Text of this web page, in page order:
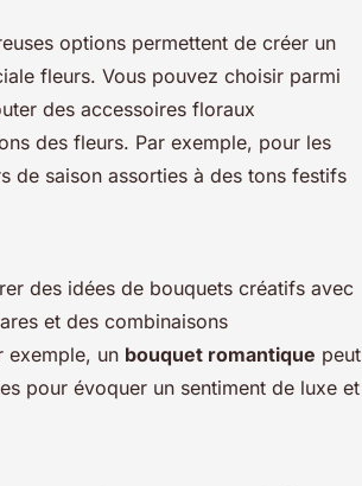
options permettent de créer un
fleurs. Vous pouvez choisir parmi
des accessoires floraux
des fleurs. Par exemple, pour les
de saison assorties à des tons festifs
des idées de bouquets créatifs avec
et des combinaisons
exemple, un bouquet romantique peut
pour évoquer un sentiment de luxe et